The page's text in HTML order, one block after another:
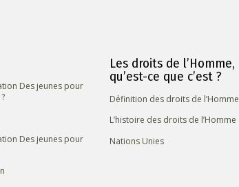
Des jeunes pour
Des jeunes pour
Les droits de l’Homme,
qu’est-ce que c’est ?
Définition des droits de l’Homme
L’histoire des droits de l’Homme
Nations Unies